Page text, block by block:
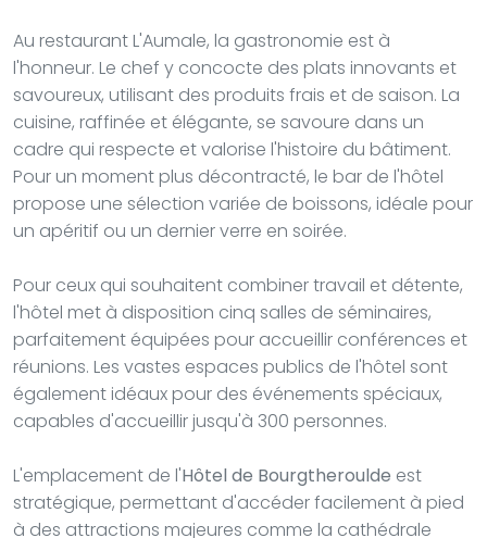
Au restaurant L'Aumale, la gastronomie est à
l'honneur. Le chef y concocte des plats innovants et
savoureux, utilisant des produits frais et de saison. La
cuisine, raffinée et élégante, se savoure dans un
cadre qui respecte et valorise l'histoire du bâtiment.
Pour un moment plus décontracté, le bar de l'hôtel
propose une sélection variée de boissons, idéale pour
un apéritif ou un dernier verre en soirée.
Pour ceux qui souhaitent combiner travail et détente,
l'hôtel met à disposition cinq salles de séminaires,
parfaitement équipées pour accueillir conférences et
réunions. Les vastes espaces publics de l'hôtel sont
également idéaux pour des événements spéciaux,
capables d'accueillir jusqu'à 300 personnes.
L'emplacement de l'Hôtel de Bourgtheroulde est
stratégique, permettant d'accéder facilement à pied
à des attractions majeures comme la cathédrale